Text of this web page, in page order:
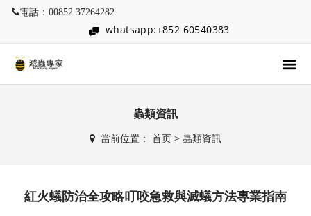
電話：00852 37264282
whatsapp:+852 60540383
蟲類資訊
當前位置： 首页> 蟲類資訊
紅火蟻防治全攻略叮咬急救與滅蟻方法專業指南